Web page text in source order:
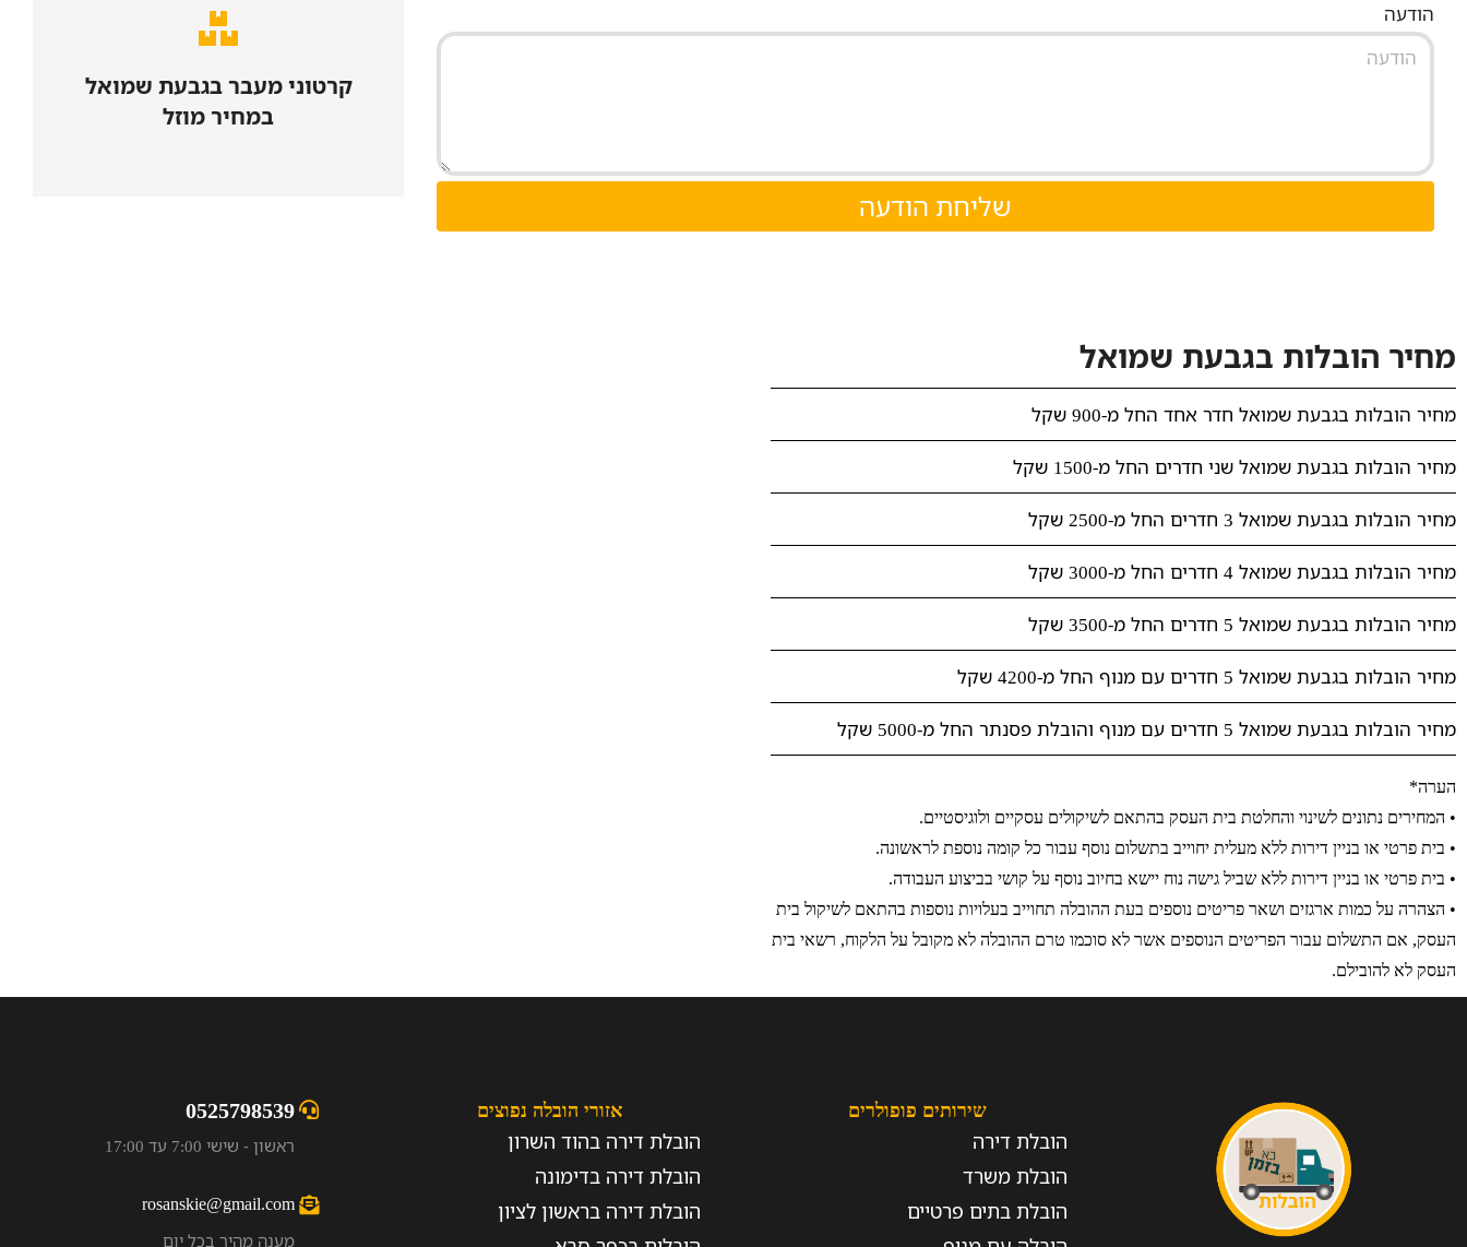
הודעה
שליחת הודעה
קרטוני מעבר בגבעת שמואל
במחיר מוזל
נא לפנות למכירות
לחצו כאן
מחיר הובלות בגבעת שמואל
מחיר הובלות בגבעת שמואל חדר אחד החל מ-900 שקל
מחיר הובלות בגבעת שמואל שני חדרים החל מ-1500 שקל
מחיר הובלות בגבעת שמואל 3 חדרים החל מ-2500 שקל
מחיר הובלות בגבעת שמואל 4 חדרים החל מ-3000 שקל
מחיר הובלות בגבעת שמואל 5 חדרים החל מ-3500 שקל
מחיר הובלות בגבעת שמואל 5 חדרים עם מנוף החל מ-4200 שקל
מחיר הובלות בגבעת שמואל 5 חדרים עם מנוף והובלת פסנתר החל מ-5000 שקל
הערה*
• המחירים נתונים לשינוי והחלטת בית העסק בהתאם לשיקולים עסקיים ולוגיסטיים.
• בית פרטי או בניין דירות ללא מעלית יחוייב בתשלום נוסף עבור כל קומה נוספת לראשונה.
• בית פרטי או בניין דירות ללא שביל גישה נוח יישא בחיוב נוסף על קושי בביצוע העבודה.
• הצהרה על כמות ארגזים ושאר פריטים נוספים בעת ההובלה תחוייב בעלויות נוספות בהתאם לשיקול בית
העסק, אם התשלום עבור הפריטים הנוספים אשר לא סוכמו טרם ההובלה לא מקובל על הלקוח, רשאי בית
העסק לא להובילם.
שירותים פופולרים
הובלת דירה
הובלת משרד
הובלת בתים פרטיים
אזורי הובלה נפוצים
הובלת דירה בהוד השרון
הובלת דירה בדימונה
הובלת דירה בראשון לציון
0525798539
ראשון - שישי 7:00 עד 17:00
rosanskie@gmail.com
מענה מהיר בכל יום